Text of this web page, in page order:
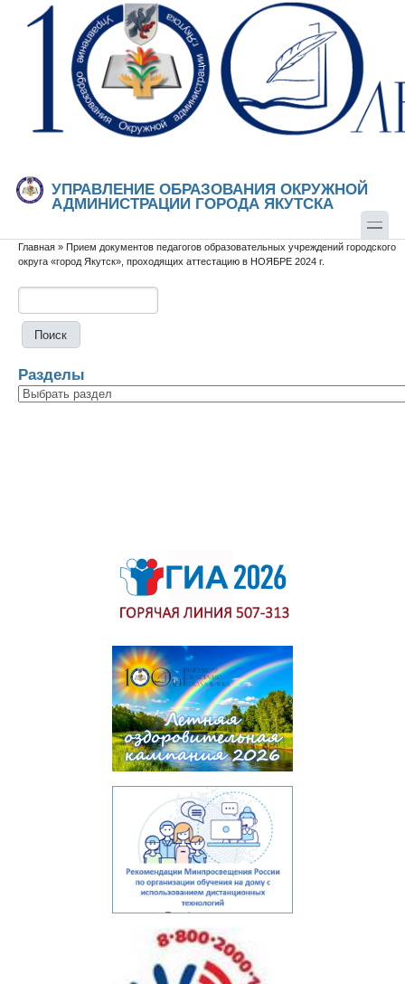
Перейти к основному содержанию
Skip to search
УПРАВЛЕНИЕ ОБРАЗОВАНИЯ ОКРУЖНОЙ
АДМИНИСТРАЦИИ ГОРОДА ЯКУТСКА
Вы здесь
Главная » Прием документов педагогов образовательных учреждений городского
округа «город Якутск», проходящих аттестацию в НОЯБРЕ 2024 г.
Разделы